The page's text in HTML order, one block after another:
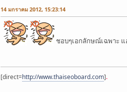
14 มกราคม 2012, 15:23:14
ชอบๆเอกลักษณ์เฉพาะ
[direct=http://www.thaiseoboard.com].